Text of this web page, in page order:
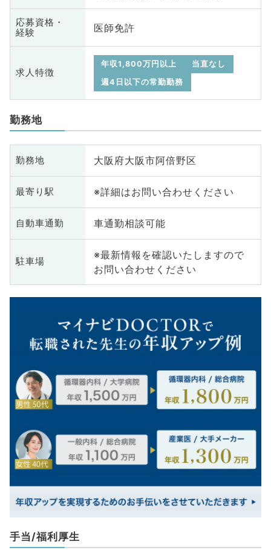
応募資格・
経験
医師免許
求人特徴
年収1,800万円以上
当直なし
週4日以下の常勤勤務
勤務地
勤務地 大阪府大阪市阿倍野区
最寄り駅 ※詳細はお問い合わせください
自動車通勤 車通勤相談可能
駐車場
※最新情報を確認いたしますので
お問い合わせください
手当/福利厚生